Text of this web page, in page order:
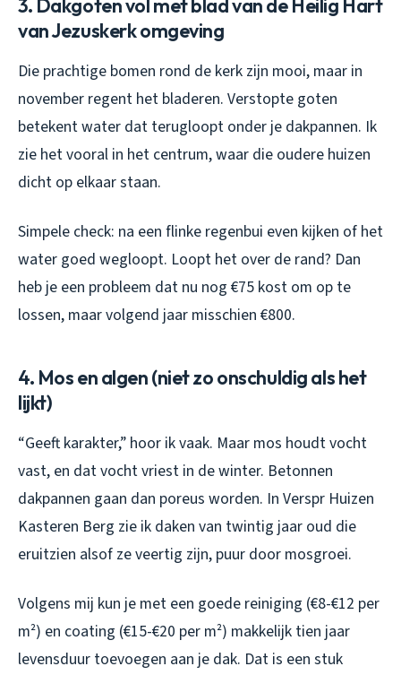
3. Dakgoten vol met blad van de Heilig Hart
van Jezuskerk omgeving
Die prachtige bomen rond de kerk zijn mooi, maar in
november regent het bladeren. Verstopte goten
betekent water dat terugloopt onder je dakpannen. Ik
zie het vooral in het centrum, waar die oudere huizen
dicht op elkaar staan.
Simpele check: na een flinke regenbui even kijken of het
water goed wegloopt. Loopt het over de rand? Dan
heb je een probleem dat nu nog €75 kost om op te
lossen, maar volgend jaar misschien €800.
4. Mos en algen (niet zo onschuldig als het
lijkt)
“Geeft karakter,” hoor ik vaak. Maar mos houdt vocht
vast, en dat vocht vriest in de winter. Betonnen
dakpannen gaan dan poreus worden. In Verspr Huizen
Kasteren Berg zie ik daken van twintig jaar oud die
eruitzien alsof ze veertig zijn, puur door mosgroei.
Volgens mij kun je met een goede reiniging (€8-€12 per
m²) en coating (€15-€20 per m²) makkelijk tien jaar
levensduur toevoegen aan je dak. Dat is een stuk